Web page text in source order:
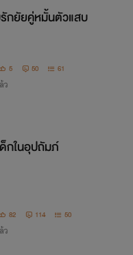
กยัยคู่หมั้นตัวแสบ
5 50 61
ว
ด็กในอุปถัมภ์
82 114 50
ว